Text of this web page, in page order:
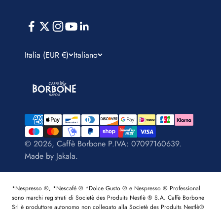
Italia (EUR €) Italiano
© 2026, Caffè Borbone P.IVA: 07097160639.
Made by Jakala.
*Nespresso ®, *Nescafé ® *Dolce Gusto ® e Nespresso ® Professional
sono marchi registrati di Societè des Produits Nestlè ® S.A. Caffè Borbone
Srl è produttore autonomo non collegato alla Societè des Produits Nestlè®